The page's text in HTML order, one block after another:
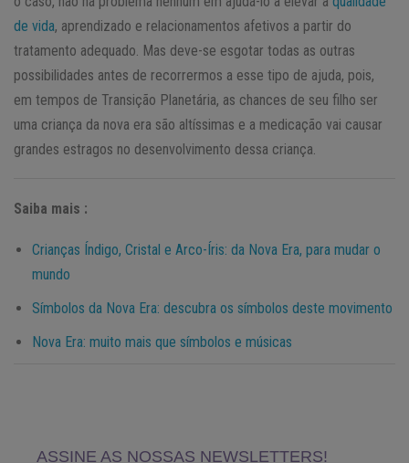
de vida, aprendizado e relacionamentos afetivos a partir do
tratamento adequado. Mas deve-se esgotar todas as outras
possibilidades antes de recorrermos a esse tipo de ajuda, pois,
em tempos de Transição Planetária, as chances de seu filho ser
uma criança da nova era são altíssimas e a medicação vai causar
grandes estragos no desenvolvimento dessa criança.
Saiba mais :
Crianças Índigo, Cristal e Arco-Íris: da Nova Era, para mudar o
mundo
Símbolos da Nova Era: descubra os símbolos deste movimento
Nova Era: muito mais que símbolos e músicas